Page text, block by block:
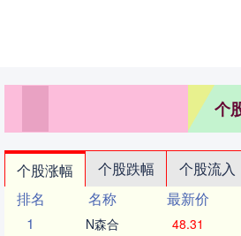
个
个股涨幅 个股跌幅 个股流入
排名
名称 最新价
1
N森合 48.31